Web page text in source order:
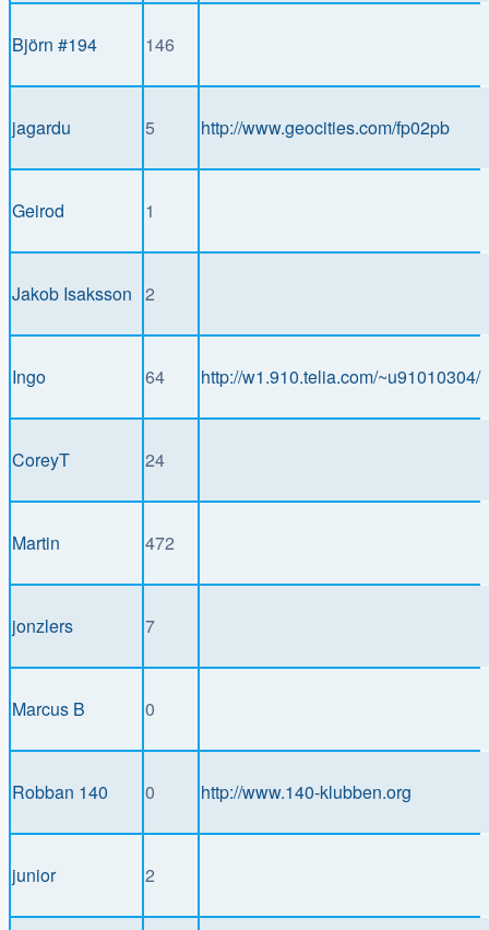
Björn #194 146
jagardu 5 http://www.geocities.com/fp02pb
Geirod 1
Jakob Isaksson 2
Ingo 64 http://w1.910.telia.com/~u91010304/
CoreyT 24
Martin 472
jonzlers 7
Marcus B 0
Robban 140 0 http://www.140-klubben.org
junior 2